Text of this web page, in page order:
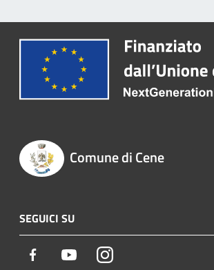
Comune di Cene
SEGUICI SU
Facebook YoutubeInstagram